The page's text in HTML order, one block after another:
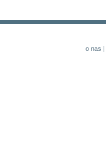
o nas |